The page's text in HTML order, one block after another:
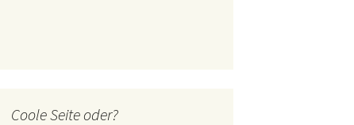
Coole Seite oder?